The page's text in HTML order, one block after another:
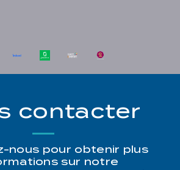
contacter
nous pour obtenir plus
sur notre